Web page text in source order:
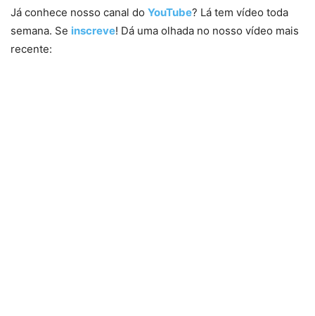
Já conhece nosso canal do YouTube? Lá tem vídeo toda
semana. Se inscreve! Dá uma olhada no nosso vídeo mais
recente: